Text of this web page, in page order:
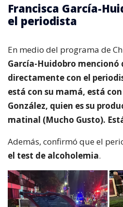
Francisca García-
el periodista
En medio del programa de
García-Huidobro mencionó
directamente con el
está con su mamá, está
González, quien es su
matinal (Mucho Gusto).
Además, confirmó que el
el test de alcoholemia.